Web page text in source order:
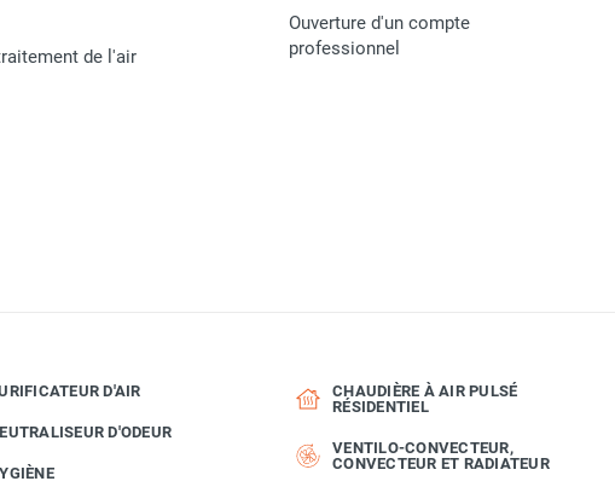
de l'air
Ouverture d'un compte
professionnel
D'AIR
D'ODEUR
CHAUDIÈRE À AIR PULSÉ
RÉSIDENTIEL
VENTILO-CONVECTEUR,
CONVECTEUR ET RADIATEUR